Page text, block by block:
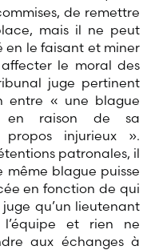
de remettre
mais il ne peut
en le faisant et miner
le moral des
juge pertinent
entre « une blague
en raison de sa
injurieux ».
patronales, il
même blague puisse
en fonction de qui
qu’un lieutenant
et rien ne
aux échanges à